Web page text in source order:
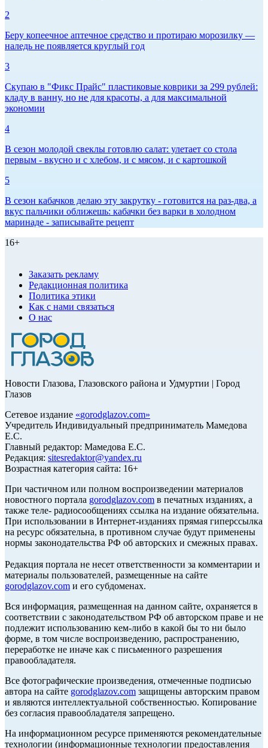
2
Беру копеечное аптечное средство и протираю морозилку —
наледь не появляется круглый год
3
Скупаю в "Фикс Прайс" пластиковые коврики за 299 рублей:
кладу в ванну, но не для красоты, а для максимальной
экономии
4
В сезон молодой свеклы готовлю салат: улетает со стола
первым - вкусно и с хлебом, и с мясом, и с картошкой
5
В сезон кабачков делаю эту закрутку - готовится на раз-два, а
вкус пальчики оближешь: кабачки без варки в холодном
маринаде - записывайте рецепт
16+
Заказать рекламу
Редакционная политика
Политика этики
Как с нами связаться
О нас
Новости Глазова, Глазовского района и Удмуртии | Город
Глазов
Сетевое издание «gorodglazov.com»
Учредитель Индивидуальный предприниматель Мамедова
Е.С.
Главный редактор: Мамедова Е.С.
Редакция: sitesredaktor@yandex.ru
Возрастная категория сайта: 16+
При частичном или полном воспроизведении материалов
новостного портала gorodglazov.com в печатных изданиях, а
также теле- радиосообщениях ссылка на издание обязательна.
При использовании в Интернет-изданиях прямая гиперссылка
на ресурс обязательна, в противном случае будут применены
нормы законодательства РФ об авторских и смежных правах.
Редакция портала не несет ответственности за комментарии и
материалы пользователей, размещенные на сайте
gorodglazov.com и его субдоменах.
Вся информация, размещенная на данном сайте, охраняется в
соответствии с законодательством РФ об авторском праве и не
подлежит использованию кем-либо в какой бы то ни было
форме, в том числе воспроизведению, распространению,
переработке не иначе как с письменного разрешения
правообладателя.
Все фотографические произведения, отмеченные подписью
автора на сайте gorodglazov.com защищены авторским правом
и являются интеллектуальной собственностью. Копирование
без согласия правообладателя запрещено.
На информационном ресурсе применяются рекомендательные
технологии (информационные технологии предоставления